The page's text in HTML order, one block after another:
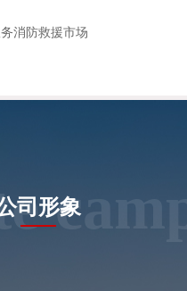
消防救援市场
司形象